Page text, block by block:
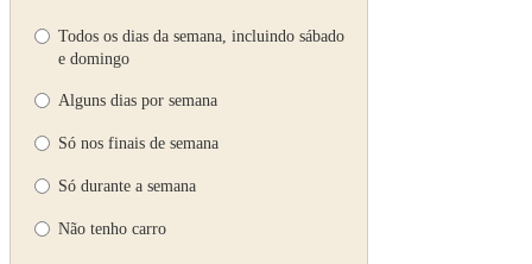
Todos os dias da semana, incluindo sábado
e domingo
Alguns dias por semana
Só nos finais de semana
Só durante a semana
Não tenho carro